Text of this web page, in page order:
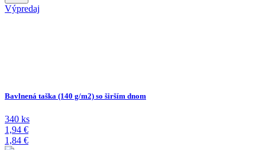
Výpredaj
Bavlnená taška (140 g/m2) so širším dnom
340 ks
1,94 €
1,84 €